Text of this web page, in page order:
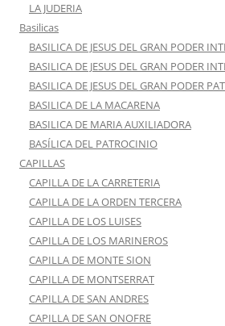
LA JUDERIA
Basilicas
BASILICA DE JESUS DEL GRAN PODER
BASILICA DE JESUS DEL GRAN PODER
BASILICA DE JESUS DEL GRAN PODER
BASILICA DE LA MACARENA
BASILICA DE MARIA AUXILIADORA
BASÍLICA DEL PATROCINIO
CAPILLAS
CAPILLA DE LA CARRETERIA
CAPILLA DE LA ORDEN TERCERA
CAPILLA DE LOS LUISES
CAPILLA DE LOS MARINEROS
CAPILLA DE MONTE SION
CAPILLA DE MONTSERRAT
CAPILLA DE SAN ANDRES
CAPILLA DE SAN ONOFRE